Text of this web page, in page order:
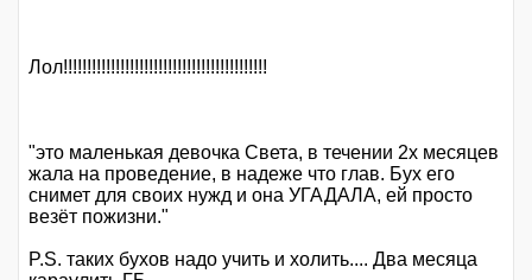
Лол!!!!!!!!!!!!!!!!!!!!!!!!!!!!!!!!!!!!!!!!!!!
"это маленькая девочка Света, в течении 2х месяцев
жала на проведение, в надеже что глав. Бух его
снимет для своих нужд и она УГАДАЛА, ей просто
везёт пожизни."
P.S. таких бухов надо учить и холить.... Два месяца